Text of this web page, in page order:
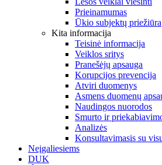
Prieinamumas
Ūkio subjektų priežiūra
Kita informacija
Teisinė informacija
Veiklos sritys
Pranešėjų apsauga
Korupcijos prevencija
Atviri duomenys
Asmens duomenų
Naudingos nuorodos
Smurto ir
Analizės
Konsultavimasis su
Neįgaliesiems
DUK